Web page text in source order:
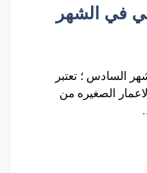
في الشهر
السادس ؛ تعتبر
الصغيره من